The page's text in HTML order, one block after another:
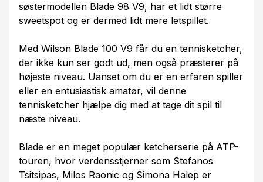
søstermodellen Blade 98 V9, har et lidt større
sweetspot og er dermed lidt mere letspillet.
Med Wilson Blade 100 V9 får du en tennisketcher,
der ikke kun ser godt ud, men også præsterer på
højeste niveau. Uanset om du er en erfaren spiller
eller en entusiastisk amatør, vil denne
tennisketcher hjælpe dig med at tage dit spil til
næste niveau.
Blade er en meget populær ketcherserie på ATP-
touren, hvor verdensstjerner som Stefanos
Tsitsipas, Milos Raonic og Simona Halep er